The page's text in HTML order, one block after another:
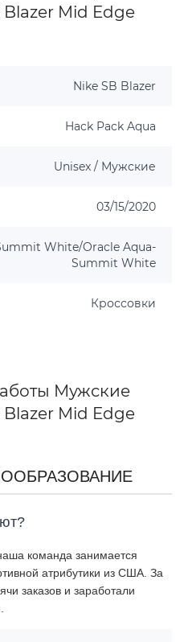
Blazer Mid Edge
Nike SB Blazer
Hack Pack Aqua
Unisex / Мужские
03/15/2020
White/Oracle Aqua-
Summit White
Кроссовки
Мужские
Blazer Mid Edge
команда занимается
атрибутики из США. За
заказов и заработали